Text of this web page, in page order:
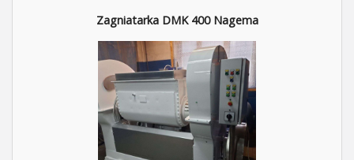
Zagniatarka DMK 400 Nagema